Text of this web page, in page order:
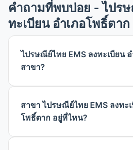
คำถามที่พบบ่อย - ไปร
ทะเบียน อำเภอโพธิ์ตาก
ไปรษณีย์ไทย EMS ลงทะเบียน
สาขา?
สาขา ไปรษณีย์ไทย EMS ลงทะ
โพธิ์ตาก อยู่ที่ไหน?